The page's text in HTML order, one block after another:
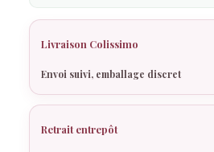
à
Champagne
Livraison Colissimo
Envoi suivi, emballage discret
Retrait entrepôt